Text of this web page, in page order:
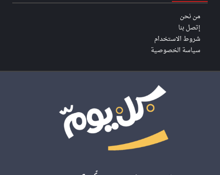
من نحن
إتصل بنا
شروط الاستخدام
سياسة الخصوصية